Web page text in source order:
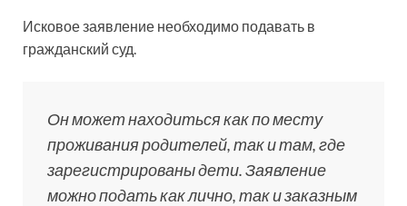
Исковое заявление необходимо подавать в
гражданский суд.
Он может находиться как по месту
проживания родителей, так и там, где
зарегистрированы дети. Заявление
можно подать как лично, так и заказным